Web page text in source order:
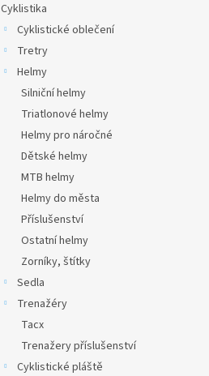
Cyklistika
Cyklistické oblečení
Tretry
Helmy
Silniční helmy
Triatlonové helmy
Helmy pro náročné
Dětské helmy
MTB helmy
Helmy do města
Příslušenství
Ostatní helmy
Zorníky, štítky
Sedla
Trenažéry
Tacx
Trenažery příslušenství
Cyklistické pláště